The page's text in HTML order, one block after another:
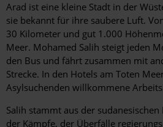
Arad ist eine kleine Stadt in der
sie bekannt für ihre saubere Luft.
30 Kilometer und gut 1.000
Meer. Mohamed Salih steigt jeden
den Bus und fährt zusammen mit
Strecke. In den Hotels am Toten
Asylsuchenden willkommene
Salih stammt aus der
der Kämpfe, der Überfälle